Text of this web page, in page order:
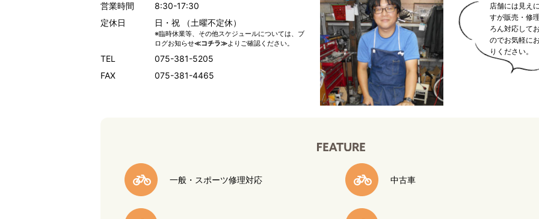
営業時間
8:30-17:30
定休日
日・祝 （土曜不定休）
※臨時休業等、その他スケジュールについては、ブ
ログお知らせ≪コチラ≫よりご確認ください。
TEL
075-381-5205
FAX
075-381-4465
店舗には見え
すが販売・修
ろん対応して
のでお気軽に
りください。
一般・スポーツ修理対応 中古車